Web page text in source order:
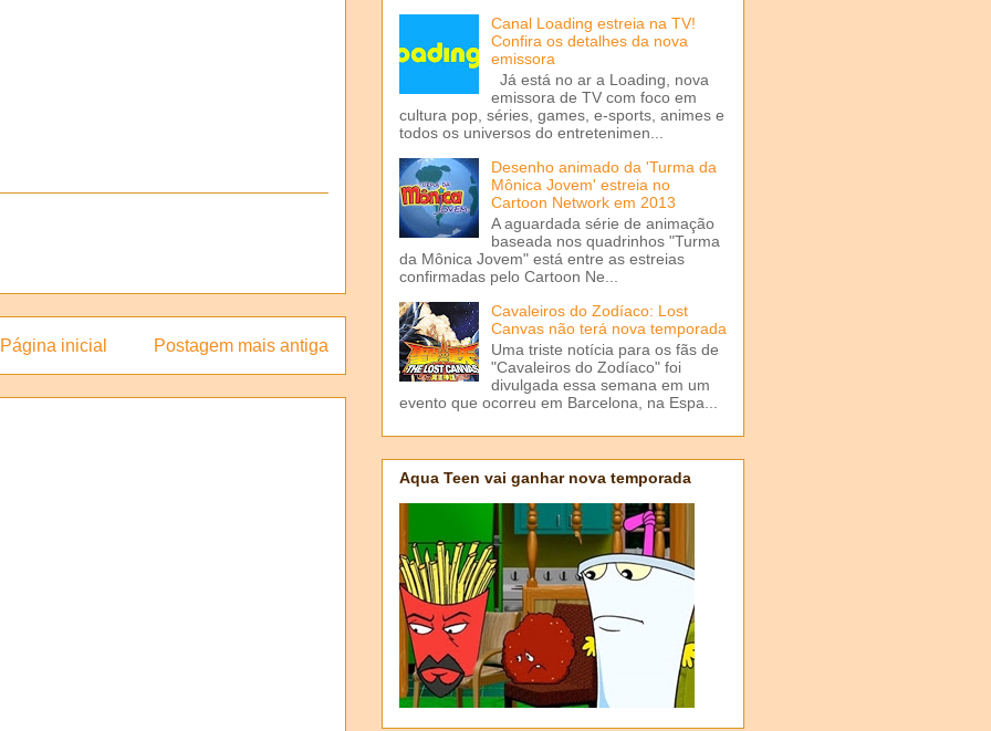
Postagem mais antiga
Página inicial
Canal Loading estreia na TV!
Confira os detalhes da nova
emissora
Já está no ar a Loading, nova
emissora de TV com foco em
cultura pop, séries, games, e-sports, animes e
todos os universos do entretenimen...
Desenho animado da 'Turma da
Mônica Jovem' estreia no
Cartoon Network em 2013
A aguardada série de animação
baseada nos quadrinhos "Turma
da Mônica Jovem" está entre as estreias
confirmadas pelo Cartoon Ne...
Cavaleiros do Zodíaco: Lost
Canvas não terá nova temporada
Uma triste notícia para os fãs de
"Cavaleiros do Zodíaco" foi
divulgada essa semana em um
evento que ocorreu em Barcelona, na Espa...
Aqua Teen vai ganhar nova temporada